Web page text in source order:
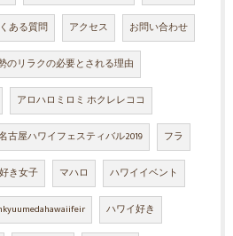
ある質問 アクセス お問い合わせ
のリラクの必要とされる理由
アロハロミロミ ホクレレココ
名古屋ハワイフェスティバル2019 フラ
き女子 マハロ ハワイイベント
ハワイ好き